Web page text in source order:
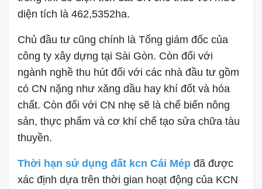
diện tích là 462,5352ha.
Chủ đầu tư cũng chính là Tổng giám đốc của
công ty xây dựng tại Sài Gòn. Còn đối với
ngành nghề thu hút đối với các nhà đầu tư gồm
có CN nặng như xăng dầu hay khí đốt và hóa
chất. Còn đối với CN nhẹ sẽ là chế biến nông
sản, thực phẩm và cơ khí chế tạo sửa chữa tàu
thuyền.
Thời hạn sử dụng đất kcn Cái Mép đã được
xác định dựa trên thời gian hoạt động của KCN